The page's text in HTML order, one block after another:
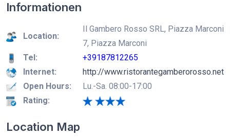
Informationen
Location:
Il Gambero Rosso SRL, Piazza Marconi
7, Piazza Marconi
Tel:
+39187812265
Internet:
http://www.ristorantegamberorosso.net
Open Hours:
Lu.-Sa. 08:00-17:00
Rating:
Location Map